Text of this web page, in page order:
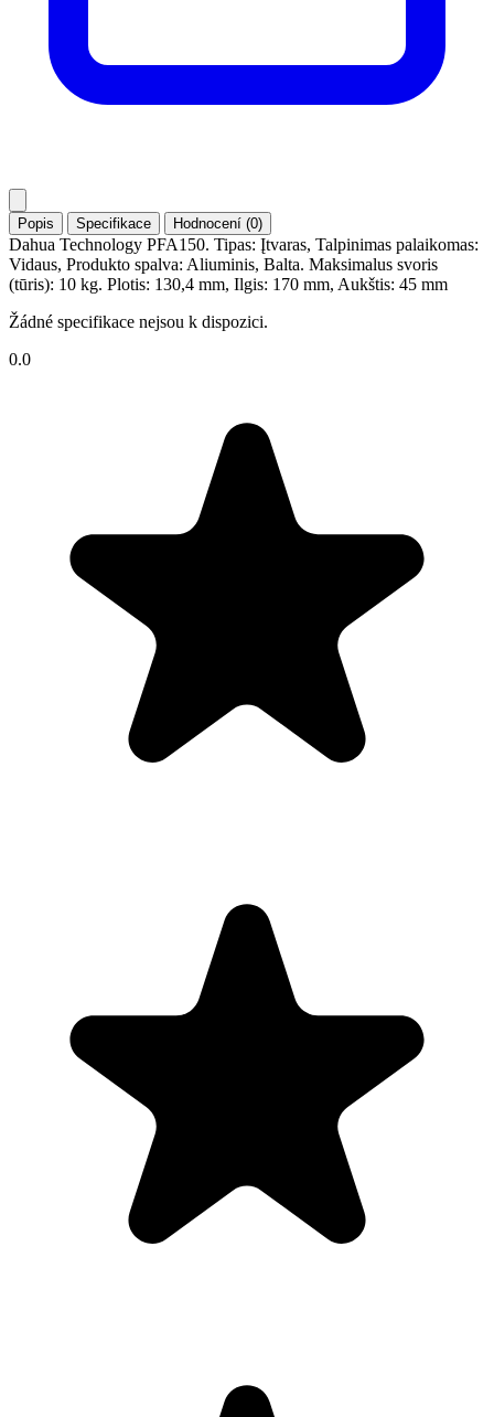
Popis Specifikace Hodnocení (0)
Dahua Technology PFA150. Tipas: Įtvaras, Talpinimas palaikomas:
Vidaus, Produkto spalva: Aliuminis, Balta. Maksimalus svoris
(tūris): 10 kg. Plotis: 130,4 mm, Ilgis: 170 mm, Aukštis: 45 mm
Žádné specifikace nejsou k dispozici.
0.0